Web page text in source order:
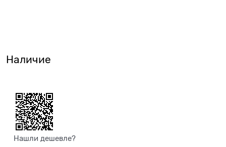
Наличие
Нашли дешевле?